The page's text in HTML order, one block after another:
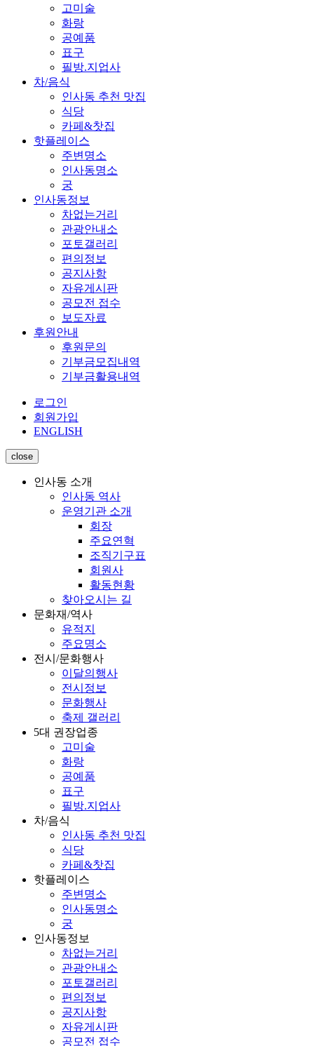
고미술
화랑
공예품
표구
필방.지업사
차/음식
인사동 추천 맛집
식당
카페&찻집
핫플레이스
주변명소
인사동명소
궁
인사동정보
차없는거리
관광안내소
포토갤러리
편의정보
공지사항
자유게시판
공모전 접수
보도자료
후원안내
후원문의
기부금모집내역
기부금활용내역
로그인
회원가입
ENGLISH
close
인사동 소개
인사동 역사
운영기관 소개
회장
주요연혁
조직기구표
회원사
활동현황
찾아오시는 길
문화재/역사
유적지
주요명소
전시/문화행사
이달의행사
전시정보
문화행사
축제 갤러리
5대 권장업종
고미술
화랑
공예품
표구
필방.지업사
차/음식
인사동 추천 맛집
식당
카페&찻집
핫플레이스
주변명소
인사동명소
궁
인사동정보
차없는거리
관광안내소
포토갤러리
편의정보
공지사항
자유게시판
공모전 접수